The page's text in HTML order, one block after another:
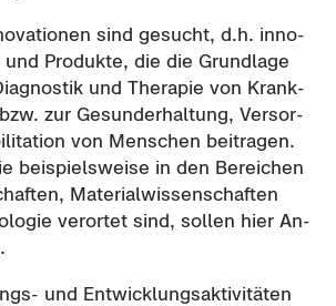
sind ge­sucht, d.h. in­no­
Pro­duk­te, die die Grund­la­ge
und The­ra­pie von Krank­
zur Ge­sund­erhal­tung, Ver­sor­
von Men­schen bei­tra­gen.
bei­spiels­wei­se in den Be­rei­chen
Ma­te­ri­al­wis­sen­schaf­ten
ver­or­tet sind, sol­len hier An­
und Ent­wick­lungs­ak­ti­vi­tä­ten